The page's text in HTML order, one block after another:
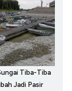
Tiba-Tiba
Jadi Pasir